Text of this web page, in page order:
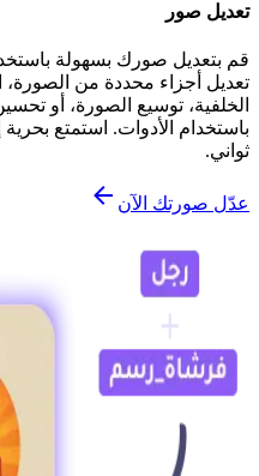
تعديل صور
قم بتعديل صورك بسهولة
تعديل أجزاء محددة من الصورة،
الخلفية، توسيع الصورة، أو
باستخدام الأدوات. استمتع بحرية
ثواني.
عدّل صورتك الآن